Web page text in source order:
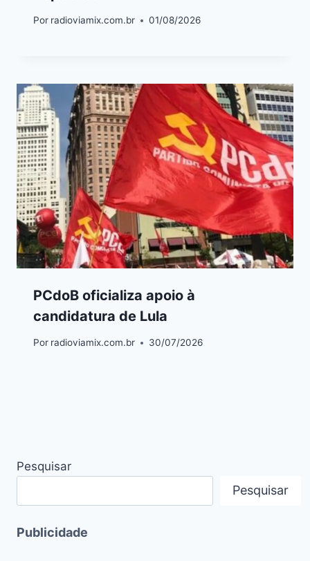
Por radioviamix.com.br 01/08/2026
PCdoB oficializa apoio à
candidatura de Lula
Por radioviamix.com.br 30/07/2026
Pesquisar
Pesquisar
Publicidade